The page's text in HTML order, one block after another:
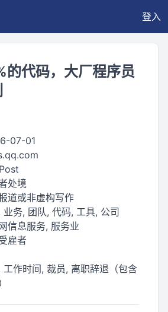
登入
代码，大厂程序员
07-01
处境
道或非虚构写作
业务, 团队, 代码, 工具, 公司
信息服务, 服务业
雇者
工作时间, 裁员, 离职辞退（包含